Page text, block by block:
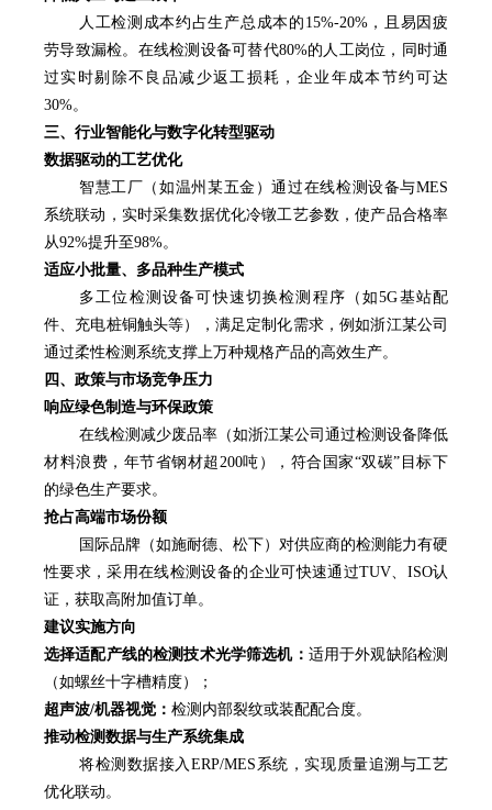
人工检测成本约占生产总成本的15%-20%，且易因疲
劳导致漏检。在线检测设备可替代80%的人工岗位，同时通
过实时剔除不良品减少返工损耗，企业年成本节约可达
30%。
三、行业智能化与数字化转型驱动
数据驱动的工艺优化
智慧工厂（如温州 某五金）通过在线检测设备与MES
系统联动，实时采集数据优化冷镦工艺参数，使产品合格率
从92%提升至98%。
适应小批量、多品种生产模式
多工位检测设备可快速切换检测程序（如5G基站配
件、充电桩铜触头等），满足定制化需求，例如浙江某公司
通过柔性检测系统支撑上万种规格产品的高效生产。
四、政策与市场竞争压力
响应绿色制造与环保政策
在线检测减少废品率（如浙江某公司通过检测设备降低
材料浪费，年节省钢材超200吨），符合国家“双碳”目标下
的绿色生产要求。
抢占高端市场份额
国际品牌（如施耐德、松下）对供应商的检测能力有硬
性要求，采用在线检测设备的企业可快速通过TUV、ISO认
证，获取高附加值订单。
建议实施方向
选择适配产线的检测技术光学筛选机： 适用于外观缺陷检测
（如螺丝十字槽精度）；
超声波/机器视觉： 检测内部裂纹或装配配合度。
推动检测数据与生产系统集成
将检测数据接入ERP/MES系统，实现质量追溯与工艺
优化联动。